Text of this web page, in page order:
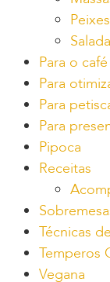
Peixes
Para o
Para
Para
Para
Pipoca
Receitas
Técnicas
Temperos
Vegana